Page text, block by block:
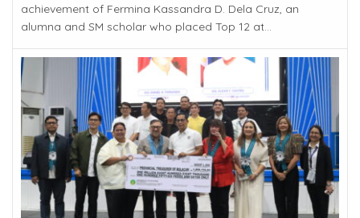
achievement of Fermina Kassandra D. Dela Cruz, an
alumna and SM scholar who placed Top 12 at...